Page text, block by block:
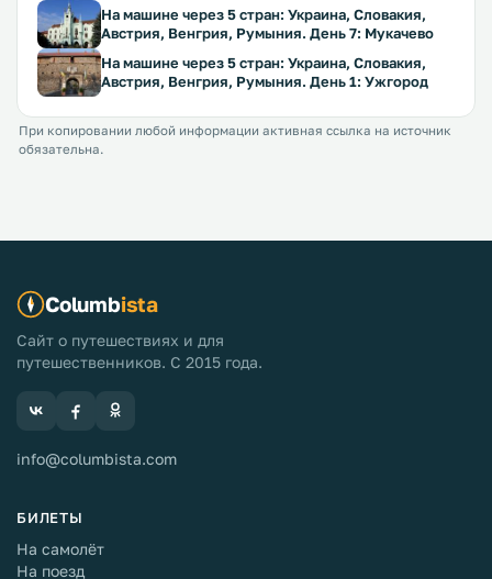
На машине через 5 стран: Украина, Словакия,
Австрия, Венгрия, Румыния. День 7: Мукачево
На машине через 5 стран: Украина, Словакия,
Австрия, Венгрия, Румыния. День 1: Ужгород
При копировании любой информации активная ссылка на источник
обязательна.
Columbista
Сайт о путешествиях и для
путешественников. С 2015 года.
info@columbista.com
БИЛЕТЫ
На самолёт
На поезд